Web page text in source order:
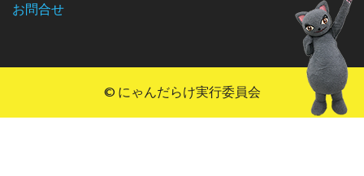
お問合せ
© にゃんだらけ実行委員会